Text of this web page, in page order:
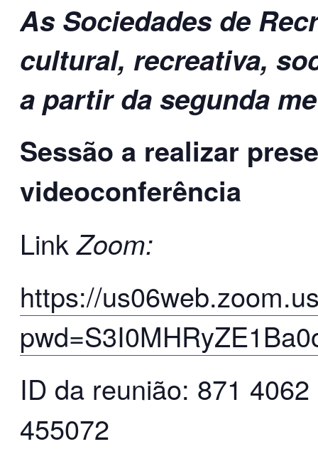
As Sociedades de
cultural, recreativa,
a partir da segunda
Sessão a realizar
videoconferência
LinkZoom:
https://
ID da reunião: 871
455072